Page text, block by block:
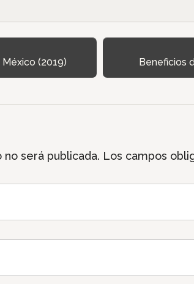
(2019) Beneficios
será publicada. Los campos